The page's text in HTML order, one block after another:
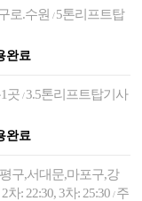
로.수원/ 5톤리프트탑
완료
1곳/3.5톤리프트탑기사
완료
구,서대문,마포구,강
2차: 22:30, 3차: 25:30/ 주